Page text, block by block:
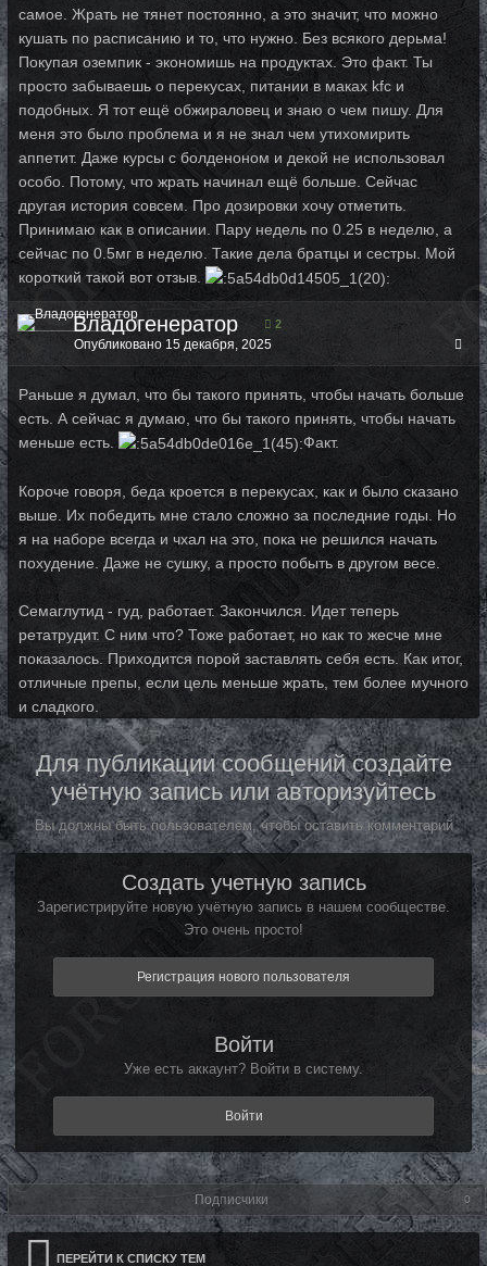
самое. Жрать не тянет постоянно, а это значит, что можно
кушать по расписанию и то, что нужно. Без всякого дерьма!
Покупая оземпик - экономишь на продуктах. Это факт. Ты
просто забываешь о перекусах, питании в маках kfc и
подобных. Я тот ещё обжираловец и знаю о чем пишу. Для
меня это было проблема и я не знал чем утихомирить
аппетит. Даже курсы с болденоном и декой не использовал
особо. Потому, что жрать начинал ещё больше. Сейчас
другая история совсем. Про дозировки хочу отметить.
Принимаю как в описании. Пару недель по 0.25 в неделю, а
сейчас по 0.5мг в неделю. Такие дела братцы и сестры. Мой
короткий такой вот отзыв.
Владогенератор 2
Опубликовано 15 декабря, 2025
Раньше я думал, что бы такого принять, чтобы начать больше
есть. А сейчас я думаю, что бы такого принять, чтобы начать
меньше есть.
Факт.
Короче говоря, беда кроется в перекусах, как и было сказано
выше. Их победить мне стало сложно за последние годы. Но
я на наборе всегда и чхал на это, пока не решился начать
похудение. Даже не сушку, а просто побыть в другом весе.
Семаглутид - гуд, работает. Закончился. Идет теперь
ретатрудит. С ним что? Тоже работает, но как то жесче мне
показалось. Приходится порой заставлять себя есть. Как итог,
отличные препы, если цель меньше жрать, тем более мучного
и сладкого.
Для публикации сообщений создайте
учётную запись или авторизуйтесь
Вы должны быть пользователем, чтобы оставить комментарий
Создать учетную запись
Зарегистрируйте новую учётную запись в нашем сообществе.
Это очень просто!
Регистрация нового пользователя
Войти
Уже есть аккаунт? Войти в систему.
Войти
Подписчики 0
ПЕРЕЙТИ К СПИСКУ ТЕМ